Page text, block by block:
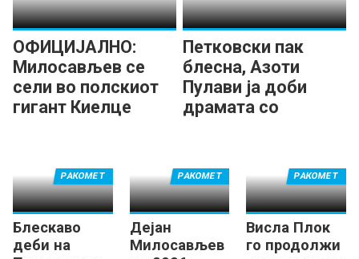
ОФИЦИЈАЛНО:
Милосављев се
сели во полскиот
гигант Киелце
Петковски пак
блесна, Азоти
Пулави ја доби
драмата со
Блескаво
деби на
РАКОМЕТ
Дејан
Милосављев
РАКОМЕТ
Висла Плок
го продолжи
РАКОМЕТ